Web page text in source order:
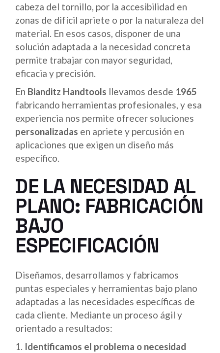
cabeza del tornillo, por la accesibilidad en
zonas de difícil apriete o por la naturaleza del
material. En esos casos, disponer de una
solución adaptada a la necesidad concreta
permite trabajar con mayor seguridad,
eficacia y precisión.
En Bianditz Handtools llevamos desde 1965
fabricando herramientas profesionales, y esa
experiencia nos permite ofrecer soluciones
personalizadas en apriete y percusión en
aplicaciones que exigen un diseño más
específico.
DE LA NECESIDAD AL
PLANO: FABRICACIÓN
BAJO
ESPECIFICACIÓN
Diseñamos, desarrollamos y fabricamos
puntas especiales y herramientas bajo plano
adaptadas a las necesidades específicas de
cada cliente. Mediante un proceso ágil y
orientado a resultados:
Identificamos el problema o necesidad